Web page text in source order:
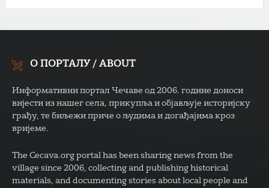
О ПОРТАЛУ / ABOUT
Информативни портал Чечаве од 2006. године доноси
вијести из нашег села, прикупља и објављује историјску
грађу, те биљежи приче о људима и догађајима кроз
вријеме.
The Cecava.org portal has been sharing news from the
village since 2006, collecting and publishing historical
materials, and documenting stories about local people and